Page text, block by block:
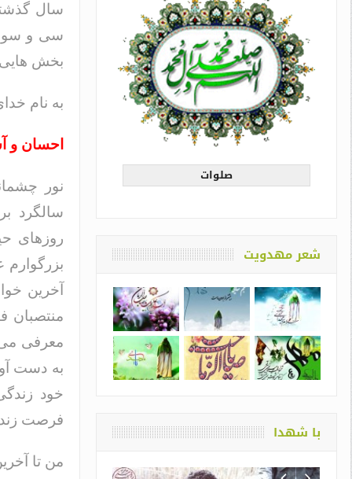
سال
سی و
بخش هایی
به نام
احسان و
سالگرد
روزهای
بزرگوارم
آخرین
منتصبان
معرفی می
به دست
خود
فرصت
من تا
صلوات
شعر مهدویت
با شهدا